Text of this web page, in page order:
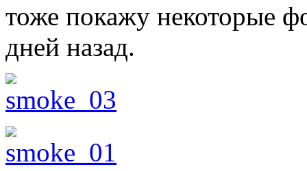
тоже покажу некоторые
дней назад.